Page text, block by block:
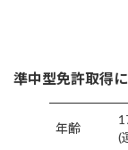
準中型免許取得
年齢
(